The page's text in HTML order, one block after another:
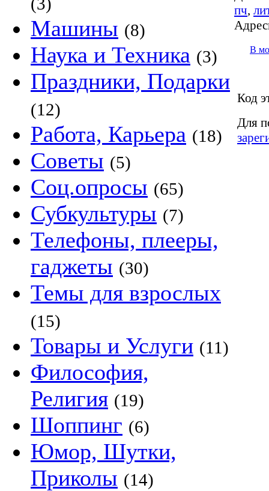
Машины (8)
Наука и Техника (3)
Праздники, Подарки
(12)
Работа, Карьера (18)
Советы (5)
Соц.опросы (65)
Субкультуры (7)
Телефоны, плееры,
гаджеты (30)
Темы для взрослых
(15)
Товары и Услуги (11)
Философия,
Религия (19)
Шоппинг (6)
Юмор, Шутки,
Приколы (14)
пч,
В
Код
Для